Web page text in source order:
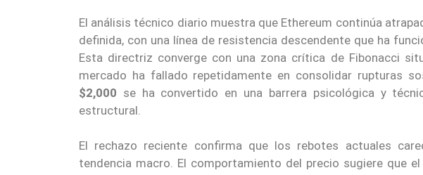
El análisis técnico diario muestra que Ethereum continúa
definida, con una línea de resistencia descendente que ha
Esta directriz converge con una zona crítica de Fibonacci
mercado ha fallado repetidamente en consolidar rupturas
$2,000 se ha convertido en una barrera psicológica y
estructural.
El rechazo reciente confirma que los rebotes actuales
tendencia macro. El comportamiento del precio sugiere que